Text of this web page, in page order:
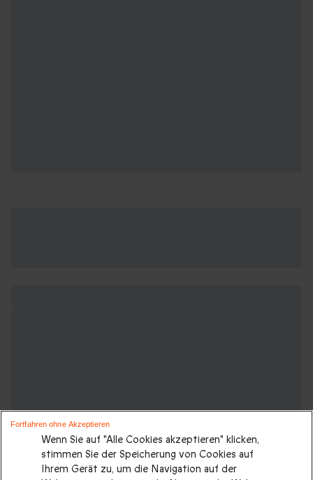
Wenn Sie auf "Alle Cookies akzeptieren" klicken,
stimmen Sie der Speicherung von Cookies auf
Ihrem Gerät zu, um die Navigation auf der
Fortfahren ohne Akzeptieren